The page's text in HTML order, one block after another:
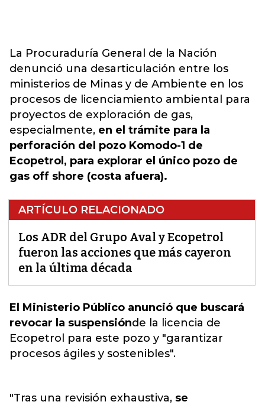
La Procuraduría General de la Nación
denunció una desarticulación entre los
ministerios de Minas y de Ambiente en los
procesos de licenciamiento ambiental para
proyectos de exploración de gas,
especialmente, en el trámite para la
perforación del pozo Komodo-1 de
Ecopetrol, para explorar el único pozo de
gas off shore (costa afuera).
ARTÍCULO RELACIONADO
Los ADR del Grupo Aval y Ecopetrol
fueron las acciones que más cayeron
en la última década
El Ministerio Público anunció que buscará
revocar la suspensiónde la licencia de
Ecopetrol para este pozo y "garantizar
procesos ágiles y sostenibles".
"Tras una revisión exhaustiva, se